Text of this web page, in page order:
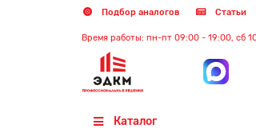
Подбор аналогов Статьи
Время работы: пн-пт 09:00 - 19:00, сб
Каталог